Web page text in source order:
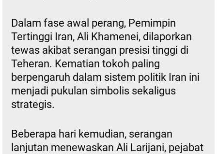
Dalam fase awal perang, Pemimpin
Tertinggi Iran, Ali Khamenei, dilaporkan
tewas akibat serangan presisi tinggi di
Teheran. Kematian tokoh paling
berpengaruh dalam sistem politik Iran ini
menjadi pukulan simbolis sekaligus
strategis.
Beberapa hari kemudian, serangan
lanjutan menewaskan Ali Larijani, pejabat